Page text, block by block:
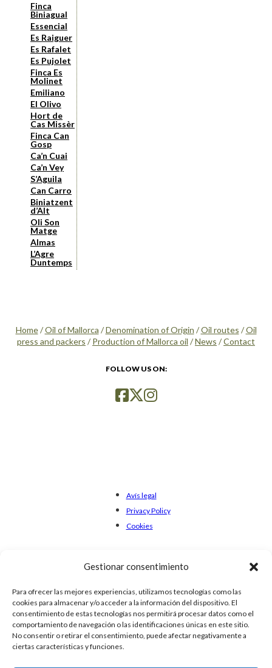
Gestionar consentimiento
Para ofrecer las mejores experiencias, utilizamos tecnologías como las
cookies para almacenar y/o acceder a la información del dispositivo. El
consentimiento de estas tecnologías nos permitirá procesar datos como el
comportamiento de navegación o las identificaciones únicas en este sitio.
No consentir o retirar el consentimiento, puede afectar negativamente a
ciertas características y funciones.
Finca
Biniagual
Essencial
Es Raiguer
Es Rafalet
Es Pujolet
Finca Es
Molinet
Emiliano
El Olivo
Hort de
Cas Missèr
Finca Can
Gosp
Ca’n Cuai
Ca’n Vey
S’Aguila
Can Carro
Biniatzent
d’Alt
Oli Son
Matge
Almas
L’Agre
Duntemps
Home/Oil of Mallorca /Denomination of Origin /Oil routes /Oil
press and packers / Production of Mallorca oil /News /Contact
FOLLOW US ON:
Avís legal
Privacy Policy
Cookies